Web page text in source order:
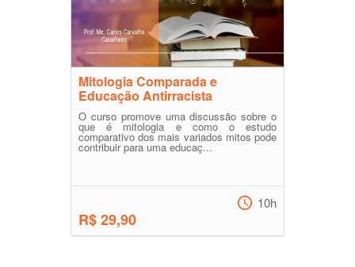
Mitologia Comparada e
Educação Antirracista
O curso promove uma discussão sobre o
que é mitologia e como o estudo
comparativo dos mais variados mitos pode
contribuir para uma educaç...
R$ 29,90
10h